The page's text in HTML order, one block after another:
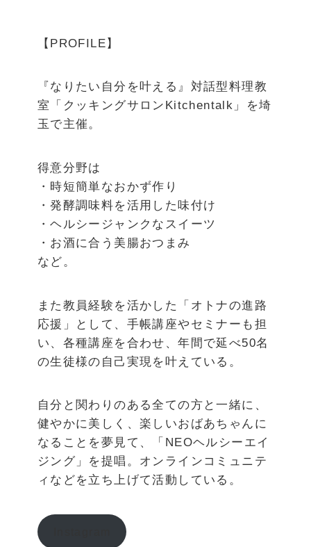
【PROFILE】
『なりたい自分を叶える』対話型料理教
室「クッキングサロンKitchentalk」を埼
玉で主催。
得意分野は
・時短簡単なおかず作り
・発酵調味料を活用した味付け
・ヘルシージャンクなスイーツ
・お酒に合う美腸おつまみ
など。
また教員経験を活かした「オトナの進路
応援」として、手帳講座やセミナーも担
い、各種講座を合わせ、年間で延べ50名
の生徒様の自己実現を叶えている。
自分と関わりのある全ての方と一緒に、
健やかに美しく、楽しいおばあちゃんに
なることを夢見て、「NEOヘルシーエイ
ジング」を提唱。オンラインコミュニテ
ィなどを立ち上げて活動している。